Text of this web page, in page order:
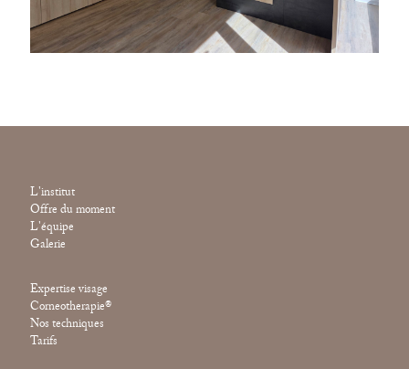
L'institut
Offre du moment
L'équipe
Galerie
Expertise visage
Corneotherapie®
Nos techniques
Tarifs